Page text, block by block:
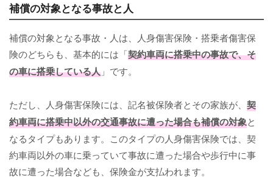
補償の対象となる事故と人
補償の対象となる事故・人は、人身傷害保険・搭乗者傷害保
険のどちらも、基本的には「契約車両に搭乗中の事故で、そ
の車に搭乗している人 」です。
ただし、人身傷害保険には、記名被保険者とその家族が、 契
約車両に搭乗中以外の交通事故に遭った場合も補償の対象と
なるタイプもあります。このタイプの人身傷害保険では、契
約車両以外の車に乗っていて事故に遭った場合や歩行中に事
故に遭った場合なども、保険金が支払われます。